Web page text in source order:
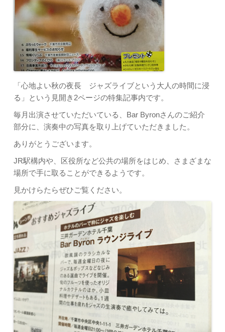
「心地よい秋の夜長 ジャズライブという大人の時間に浸
る」という見開き2ページの特集記事内です。
毎月出演させていただいている、Bar Byronさんのご紹介
部分に、演奏中の写真を取り上げていただきました。
ありがとうございます。
JR駅構内や、区役所など公共の場所をはじめ、さまざまな
場所で手に取ることができるようです。
見かけらたらぜひご覧ください。